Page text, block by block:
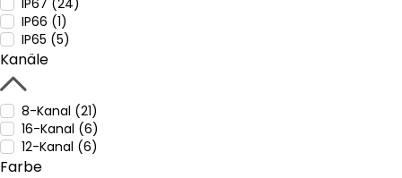
IP67 (24)
IP66 (1)
IP65 (5)
Kanäle
8-Kanal (21)
16-Kanal (6)
12-Kanal (6)
Farbe